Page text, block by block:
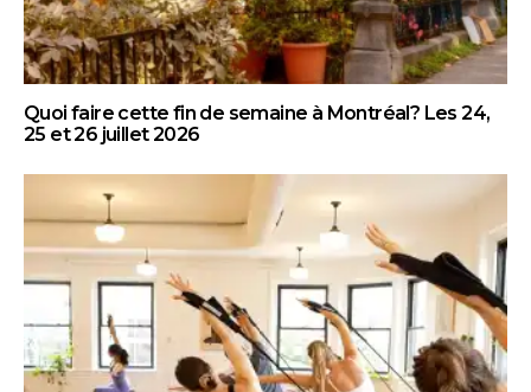
Quoi faire cette fin de semaine à Montréal? Les 24,
25 et 26 juillet 2026